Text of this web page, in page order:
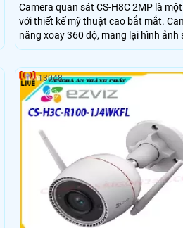
Camera quan sát CS-H8C 2MP là
với thiết kế mỹ thuật cao bắt mắt. Camera có khả
năng xoay 360 độ, mang lại hình ảnh
độ phân giải FULL HD 1080P. Được trang bị công
đẹp13048